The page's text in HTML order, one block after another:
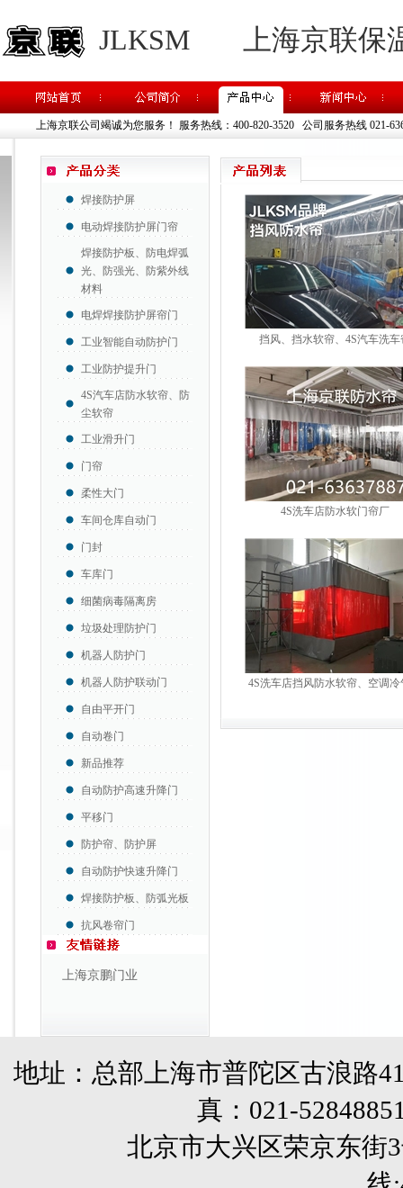
JLKSM 上海京联
上海京联公司竭诚为您服务！ 服务热线：400-820-3520 公司服务热线 021-
焊接防护屏
电动焊接防护屏门帘
焊接防护板、防电焊弧
光、防强光、防紫外线
材料
电焊焊接防护屏帘门
工业智能自动防护门
工业防护提升门
4S汽车店防水软帘、防
尘软帘
工业滑升门
门帘
柔性大门
车间仓库自动门
门封
车库门
细菌病毒隔离房
垃圾处理防护门
机器人防护门
机器人防护联动门
自由平开门
自动卷门
新品推荐
自动防护高速升降门
平移门
防护帘、防护屏
自动防护快速升降门
焊接防护板、防弧光板
抗风卷帘门
上海京鹏门业
挡风、挡水软帘、4S汽车洗车
4S洗车店防水软门帘厂
4S洗车店挡风防水软帘、空调冷
地址：总部上海市普陀区古浪路
真： 021-
北京市大兴区荣京东街3